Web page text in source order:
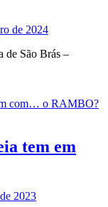
de 2024
de São Brás –
com… o RAMBO?
tem em
2023